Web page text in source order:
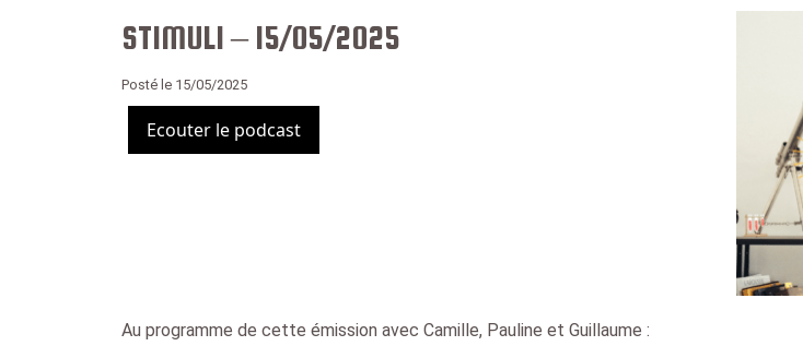
STIMULI – 15/05/2025
Posté le 15/05/2025
Ecouter le podcast
Au programme de cette émission avec Camille, Pauline et Guillaume :